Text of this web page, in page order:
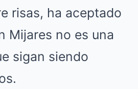
risas, ha aceptado
Mijares no es una
sigan siendo